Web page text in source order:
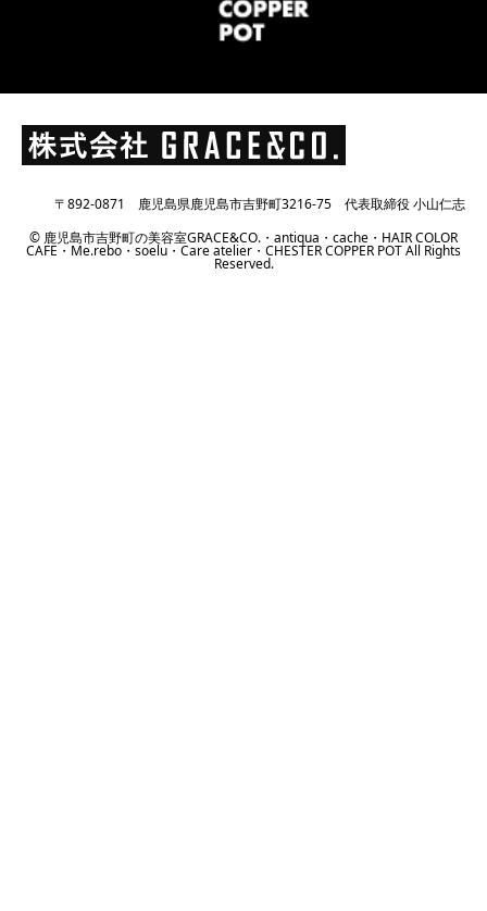
〒892-0871 鹿児島県鹿児島市吉野町3216-75 代表取締役 小山仁志
© 鹿児島市吉野町の美容室GRACE&CO.・antiqua・cache・HAIR COLOR
CAFE・Me.rebo・soelu・Care atelier・CHESTER COPPER POT All Rights
Reserved.